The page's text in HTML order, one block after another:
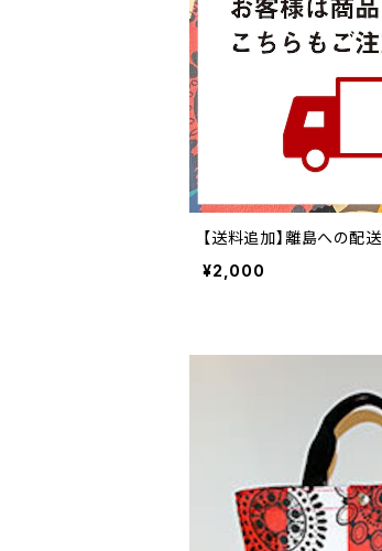
【送料追加】離島への配送
¥2,000